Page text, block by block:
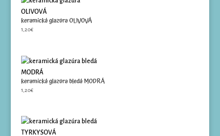
keramická glazúra OLIVOVÁ
1,20€
keramická glazúra bledá MODRÁ
1,20€